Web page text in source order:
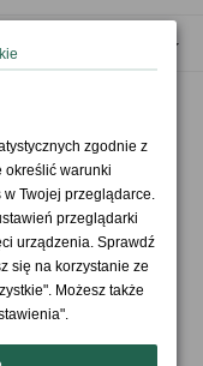
zgodnie z
określić warunki
Twojej przeglądarce.
przeglądarki
urządzenia. Sprawdź
się na korzystanie ze
Możesz także